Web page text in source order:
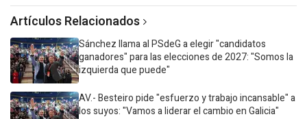
Artículos Relacionados
Sánchez llama al PSdeG a elegir "candidatos
ganadores" para las elecciones de 2027: "Somos la
izquierda que puede"
AV.- Besteiro pide "esfuerzo y trabajo incansable" a
los suyos: "Vamos a liderar el cambio en Galicia"